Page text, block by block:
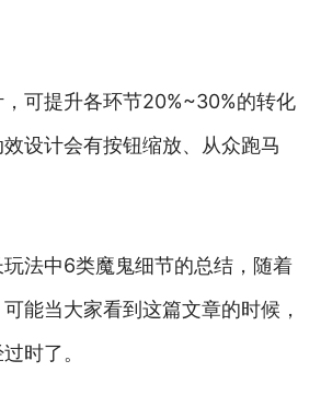
可提升各环节20%~30%的转化
设计会有按钮缩放、从众跑马
法中6类魔鬼细节的总结，随着
能当大家看到这篇文章的时候，
时了。